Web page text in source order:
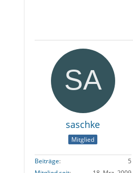
saschke
Mitglied
Beiträge
5